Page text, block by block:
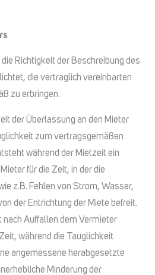
Richtigkeit der Beschreibung des
die vertraglich vereinbarten
zu erbringen.
der Überlassung an den Mieter
zum vertragsgemäßen
während der Mietzeit ein
für die Zeit, in der die
z.B. Fehlen von Strom, Wasser,
der Entrichtung der Miete befreit.
Auffallen dem Vermieter
während die Tauglichkeit
angemessene herabgesetzte
Minderung der